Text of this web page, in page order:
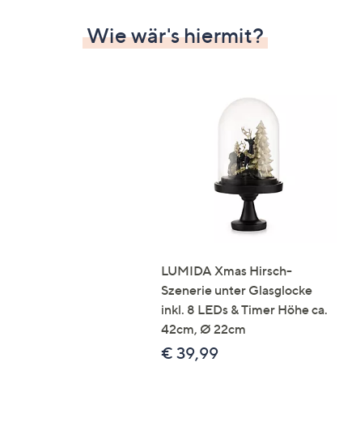
Wie wär's hiermit?
LUMIDA Xmas Hirsch-
Szenerie unter Glasglocke
inkl. 8 LEDs & Timer Höhe ca.
42cm, Ø 22cm
€ 39,99